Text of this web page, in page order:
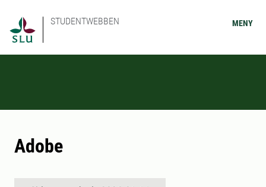
STUDENTWEBBEN MENY
Adobe